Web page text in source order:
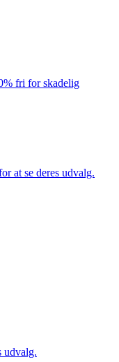
fri for skadelig
at se deres udvalg.
udvalg.